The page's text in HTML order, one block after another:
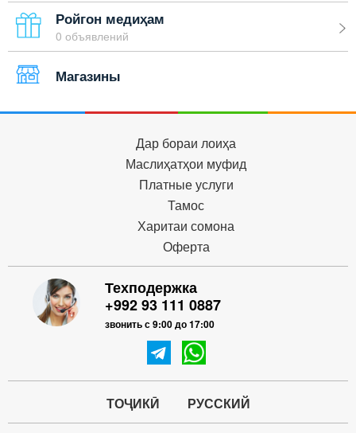
Ройгон медиҳам
0 объявлений
Магазины
Дар бораи лоиҳа
Маслиҳатҳои муфид
Платные услуги
Тамос
Харитаи сомона
Оферта
Техподержка
+992 93 111 0887
звонить с 9:00 до 17:00
ТОҶИКӢ РУССКИЙ